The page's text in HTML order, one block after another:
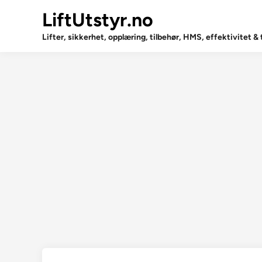
LiftUtstyr.no
Lifter, sikkerhet, opplæring, tilbehør, HMS, effektivitet &